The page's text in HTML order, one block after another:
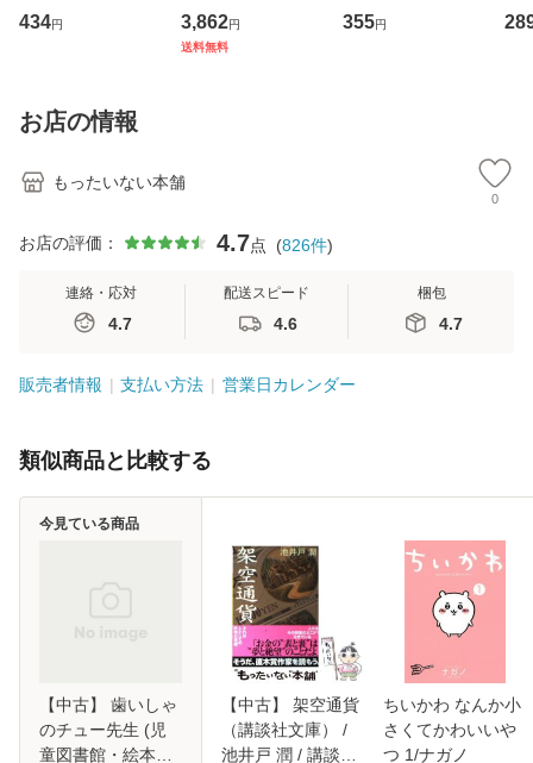
イーストウエス
ト・ジャパン [CD]
434円
専門職の看護マネ
ジメントスキル 改
3,862円
送料無料
キューンレコード
[CD]【メール便送
355円
のが
お店の情報
もったいない本舗
0
お店の評価： 4.7点 (826件)
連絡・応対
4.7
配送スピード
4.6
梱包
4.7
販売者情報 支払い方法 営業日カレンダー
類似商品と比較する
【中古】 歯いしゃ
のチュー先生 (児
童図書館・絵本の
今見ている商品
【中古】 架空通貨
（講談社文庫） /
池井戸 潤 / 講談社
ちいかわ なんか小
さくてかわいいや
つ 1/ナガノ